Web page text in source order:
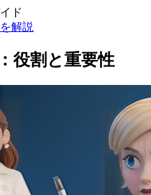
ド
解説
役割と重要性